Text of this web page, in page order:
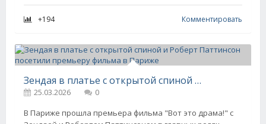
+194 Комментировать
Зендая в платье с открытой спиной и Роберт Паттинсон посетили премьеру фильма в Париже
25.03.2026
0
В Париже прошла премьера фильма "Вот это драма!" с